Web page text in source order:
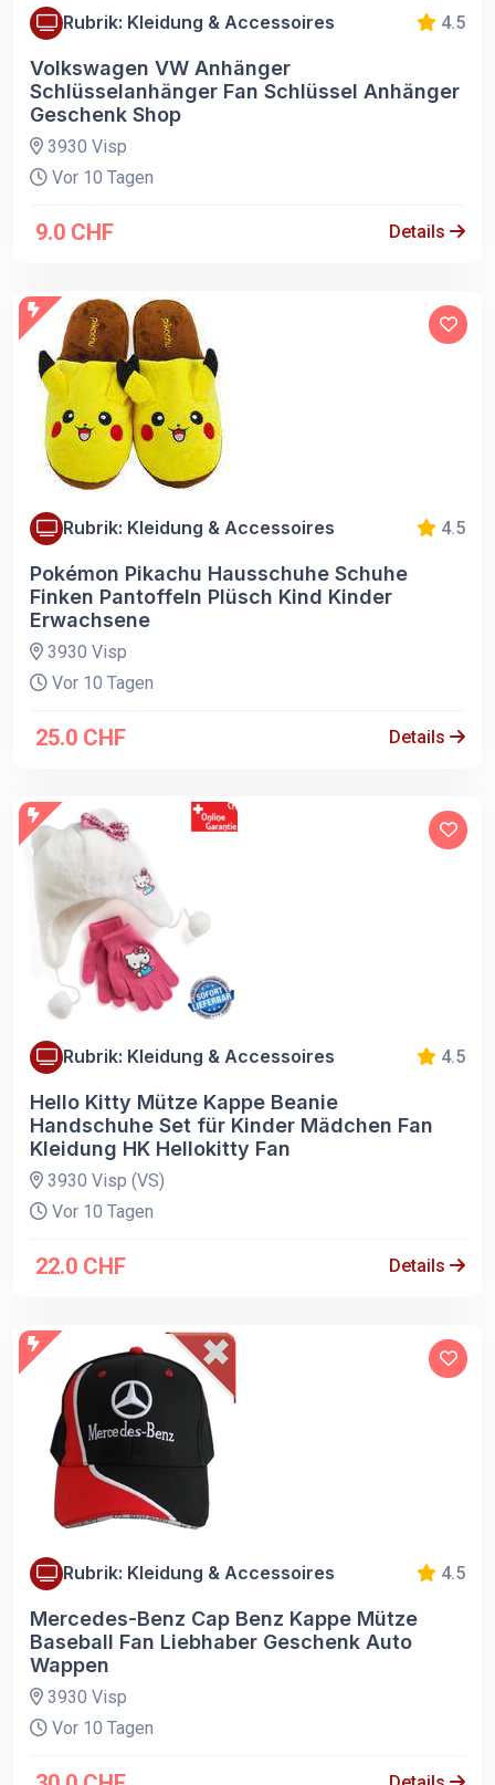
Rubrik: Kleidung & Accessoires 4.5
Volkswagen VW Anhänger
Schlüsselanhänger Fan Schlüssel Anhänger
Geschenk Shop
3930 Visp
Vor 10 Tagen
9.0 CHF Details
Rubrik: Kleidung & Accessoires 4.5
Pokémon Pikachu Hausschuhe Schuhe
Finken Pantoffeln Plüsch Kind Kinder
Erwachsene
3930 Visp
Vor 10 Tagen
25.0 CHF Details
Rubrik: Kleidung & Accessoires 4.5
Hello Kitty Mütze Kappe Beanie
Handschuhe Set für Kinder Mädchen Fan
Kleidung HK Hellokitty Fan
3930 Visp (VS)
Vor 10 Tagen
22.0 CHF Details
Rubrik: Kleidung & Accessoires 4.5
Mercedes-Benz Cap Benz Kappe Mütze
Baseball Fan Liebhaber Geschenk Auto
Wappen
3930 Visp
Vor 10 Tagen